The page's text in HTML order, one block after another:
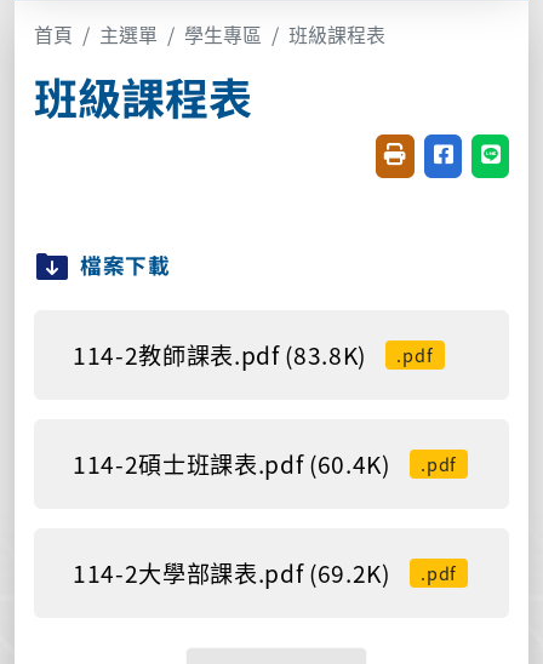
首頁 主選單 學生專區 班級課程表
班級課程表
友善列印(開新視
分享至臉書
分享
檔案下載
114-2教師課表.pdf (83.8K) .pdf
114-2碩士班課表.pdf (60.4K) .pdf
114-2大學部課表.pdf (69.2K) .pdf